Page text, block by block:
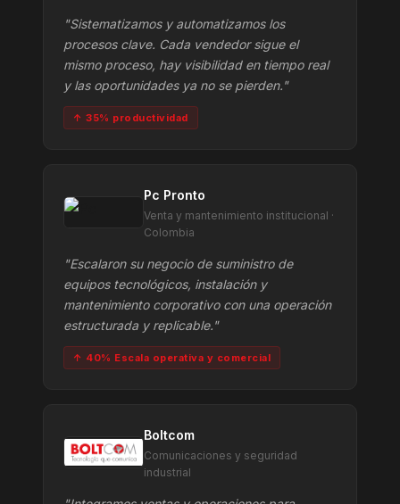
"Sistematizamos y automatizamos los
procesos clave. Cada vendedor sigue el
mismo proceso, hay visibilidad en tiempo real
y las oportunidades ya no se pierden."
↑ 35% productividad
Pc Pronto
Venta y mantenimiento institucional ·
Colombia
"Escalaron su negocio de suministro de
equipos tecnológicos, instalación y
mantenimiento corporativo con una operación
estructurada y replicable."
↑ 40% Escala operativa y comercial
Boltcom
Comunicaciones y seguridad
industrial